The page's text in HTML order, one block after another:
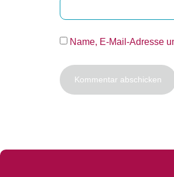
Name, E-Mail-Adresse